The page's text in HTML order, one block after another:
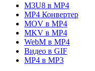
M3U8 в MP4
MP4 Конвертер
MOV в MP4
MKV в MP4
WebM в MP4
Видео в GIF
MP4 в MP3